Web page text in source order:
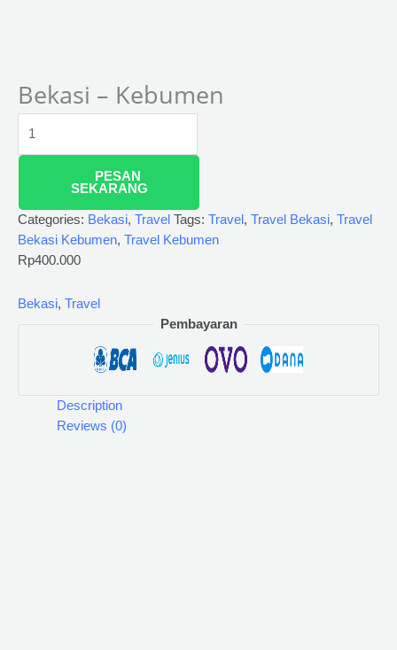
Bekasi – Kebumen
PESAN
SEKARANG
Categories: Bekasi, Travel Tags: Travel , Travel Bekasi, Travel
Bekasi Kebumen, Travel Kebumen
Rp400.000
Bekasi, Travel
Pembayaran
Description
Reviews (0)